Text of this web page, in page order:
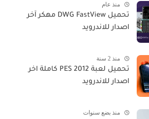
منذ عام
تحميل DWG FastView مهكر آخر
اصدار للاندرويد
منذ 2 سنة
تحميل لعبة PES 2012 كاملة اخر
اصدار للاندرويد
منذ بضع سنوات